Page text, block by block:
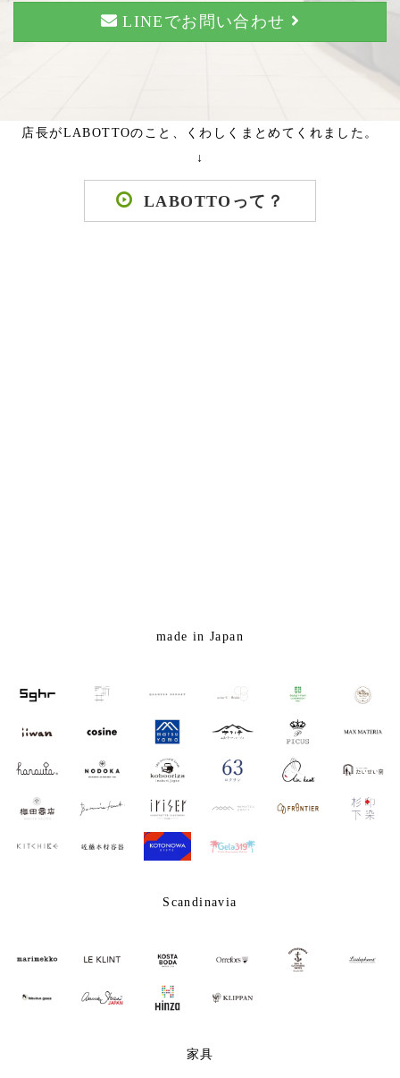
LINEでお問い合わせ
店長がLABOTTOのこと、くわしくまとめてくれました。
↓
LABOTTOって？
made in Japan
Scandinavia
家具